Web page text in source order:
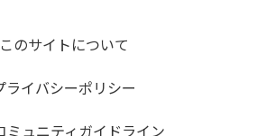
このサイトについて
ライバシーポリシー
ミュニティガイドライン